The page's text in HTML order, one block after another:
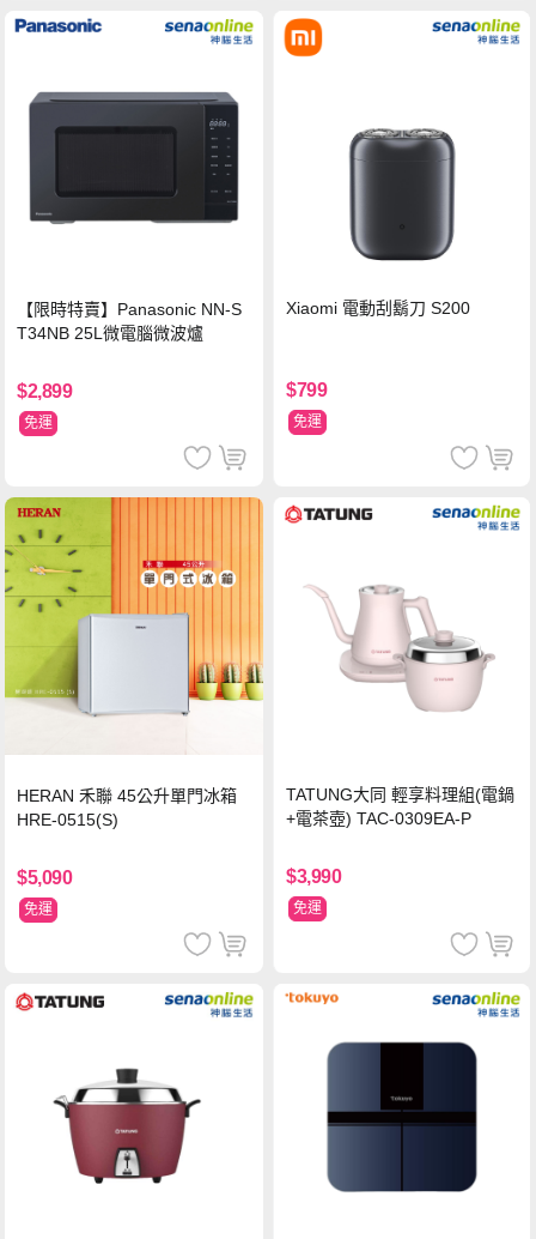
【限時特賣】Panasonic NN-S
T34NB 25L微電腦微波爐
$2,899
免運
Xiaomi 電動刮鬍刀 S200
$799
免運
HERAN 禾聯 45公升單門冰箱
HRE-0515(S)
$5,090
免運
TATUNG大同 輕享料理組(電鍋
+電茶壺) TAC-0309EA-P
$3,990
免運